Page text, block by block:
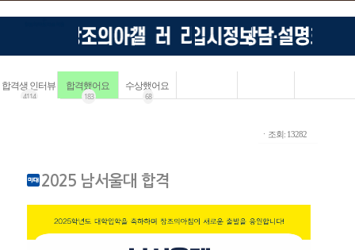
합격생 인터뷰
4114
합격했어요
183
수상했어요
68
ㆍ조회: 13282
2025 남서울대 합격